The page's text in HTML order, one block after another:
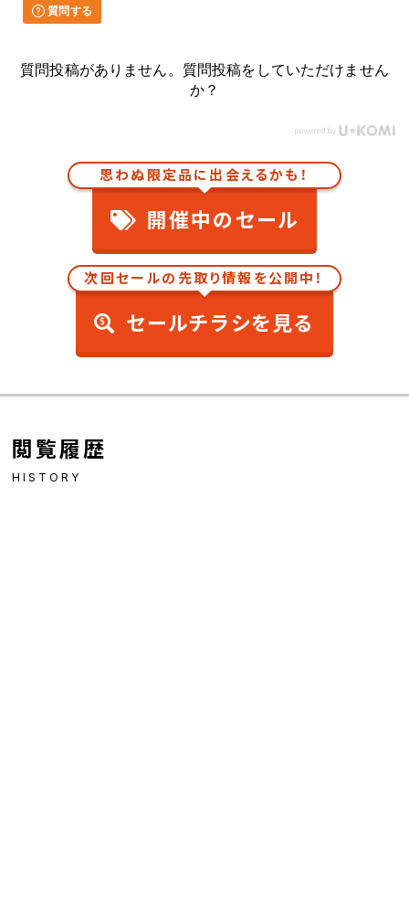
質問する
質問投稿がありません。質問投稿をしていただけません
か？
思わぬ限定品に出会えるかも！
開催中のセール
次回セールの先取り情報を公開中！
セールチラシを見る
閲覧履歴
HISTORY